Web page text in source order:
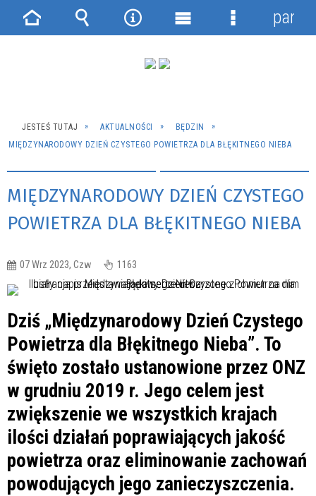
JESTEŚ TUTAJ AKTUALNOŚCI
BĘDZIN
MIĘDZYNARODOWY DZIEŃ CZYSTEGO POWIETRZA DLA BŁĘKITNEGO NIEBA
MIĘDZYNARODOWY DZIEŃ CZYSTEGO
POWIETRZA DLA BŁĘKITNEGO NIEBA
07 Wrz 2023, Czw 1163
Dziś „Międzynarodowy Dzień Czystego
Powietrza dla Błękitnego Nieba”. To
święto zostało ustanowione przez ONZ
w grudniu 2019 r. Jego celem jest
zwiększenie we wszystkich krajach
ilości działań poprawiających jakość
powietrza oraz eliminowanie zachowań
powodujących jego zanieczyszczenia.
Strona Wyszukiwarka
NarzędziaMenu
Menu
panel